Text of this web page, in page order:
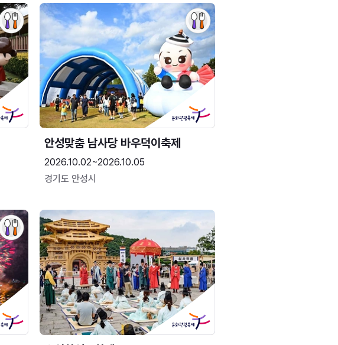
안성맞춤 남사당 바우덕이축제
2026.10.02~2026.10.05
경기도 안성시